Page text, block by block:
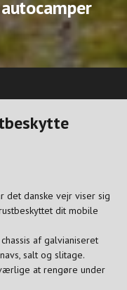
det danske vejr viser sig
dit mobile
af galvianiseret
salt og slitage.
at rengøre under